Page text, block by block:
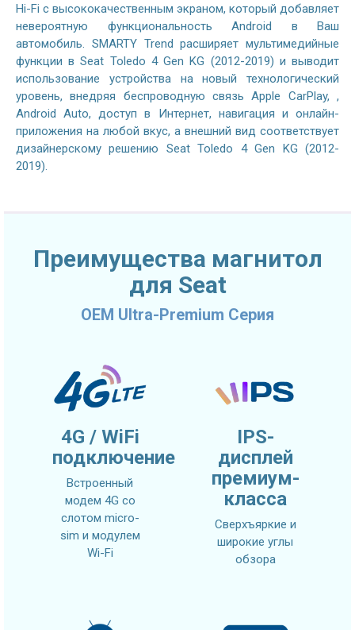
Hi-Fi с высококачественным экраном, который добавляет
невероятную функциональность Android в Ваш
автомобиль. SMARTY Trend расширяет мультимедийные
функции в Seat Toledo 4 Gen KG (2012-2019) и выводит
использование устройства на новый технологический
уровень, внедряя беспроводную связь Apple CarPlay, ,
Android Auto, доступ в Интернет, навигация и онлайн-
приложения на любой вкус, а внешний вид соответствует
дизайнерскому решению Seat Toledo 4 Gen KG (2012-
2019).
Преимущества магнитол
для Seat
OEM Ultra-Premium Серия
4G / WiFi
подключение
Встроенный
модем 4G со
слотом micro-
sim и модулем
Wi-Fi
IPS-
дисплей
премиум-
класса
Сверхъяркие и
широкие углы
обзора